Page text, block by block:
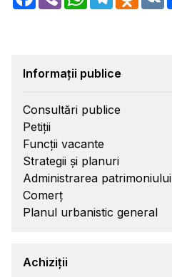
Informații publice
Consultări publice
Petiții
Funcții vacante
Strategii și planuri
Administrarea patrimoniului
Comerț
Planul urbanistic general
Achiziții